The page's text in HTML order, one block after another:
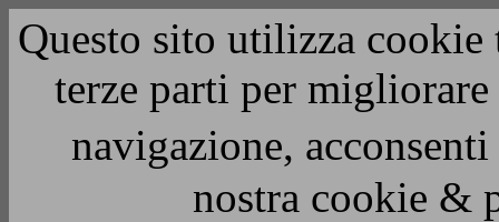
Questo sito utilizza
terze parti per
navigazione,
nostra cookie &